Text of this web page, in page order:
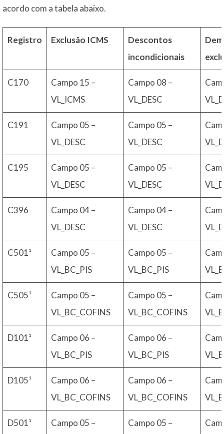
acordo com a tabela abaixo.
Registro Exclusão ICMS
Descontos
incondicionais
C170
Campo 15 –
VL_ICMS
Campo 08 –
VL_DESC
C191
Campo 05 –
VL_DESC
Campo 05 –
VL_DESC
C195
Campo 05 –
VL_DESC
Campo 05 –
VL_DESC
C396
Campo 04 –
VL_DESC
Campo 04 –
VL_DESC
C501¹
Campo 05 –
VL_BC_PIS
Campo 05 –
VL_BC_PIS
C505¹
Campo 05 –
VL_BC_COFINS
Campo 05 –
VL_BC_COFINS
D101¹
Campo 06 –
VL_BC_PIS
Campo 06 –
VL_BC_PIS
D105¹
Campo 06 –
VL_BC_COFINS
Campo 06 –
VL_BC_COFINS
D501¹
Campo 05 –
Campo 05 –